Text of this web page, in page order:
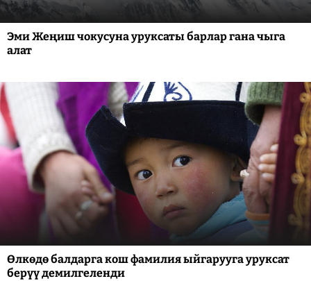
Эми Жеңиш чокусуна уруксаты барлар гана чыга
алат
Өлкөдө балдарга кош фамилия ыйгарууга уруксат
берүү демилгеленди